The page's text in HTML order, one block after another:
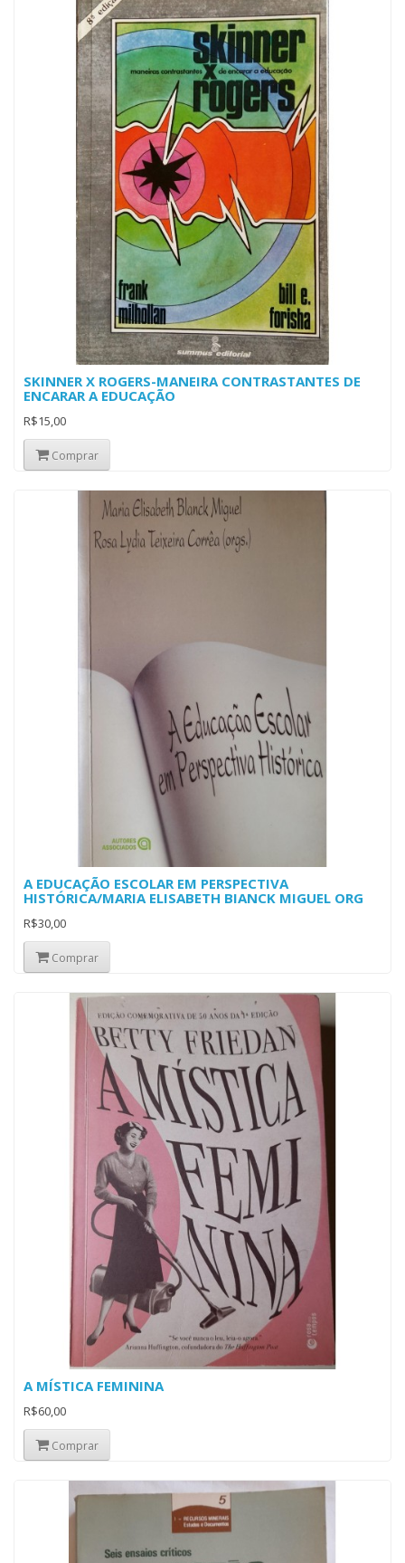
SKINNER X ROGERS-MANEIRA CONTRASTANTES DE
ENCARAR A EDUCAÇÃO
R$15,00
Comprar
A EDUCAÇÃO ESCOLAR EM PERSPECTIVA
HISTÓRICA/MARIA ELISABETH BIANCK MIGUEL ORG
R$30,00
Comprar
A MÍSTICA FEMININA
R$60,00
Comprar